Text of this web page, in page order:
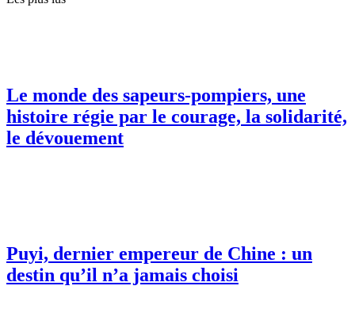
Le monde des sapeurs-pompiers, une
histoire régie par le courage, la solidarité,
le dévouement
Puyi, dernier empereur de Chine : un
destin qu’il n’a jamais choisi